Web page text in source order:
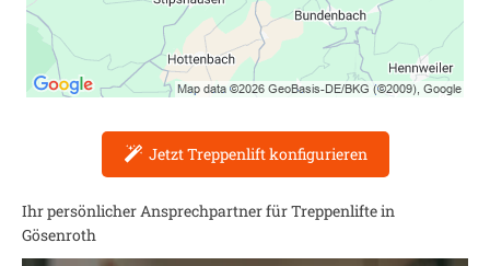
Jetzt Treppenlift konfigurieren
Ihr persönlicher Ansprechpartner für Treppenlifte in
Gösenroth